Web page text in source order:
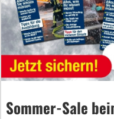
Sommer-Sale